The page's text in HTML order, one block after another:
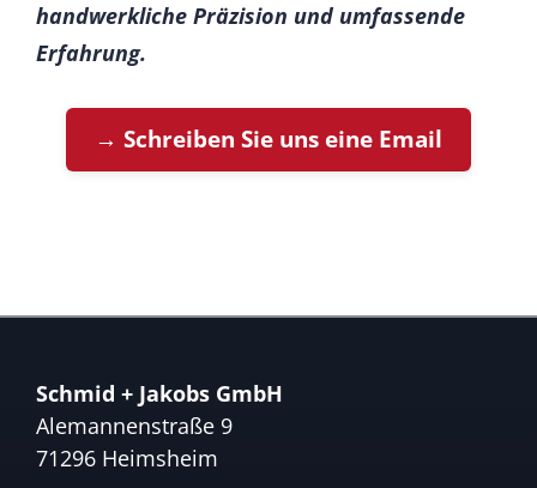
handwerkliche Präzision und umfassende
Erfahrung.
→ Schreiben Sie uns eine Email
Schmid + Jakobs GmbH
Alemannenstraße 9
71296 Heimsheim